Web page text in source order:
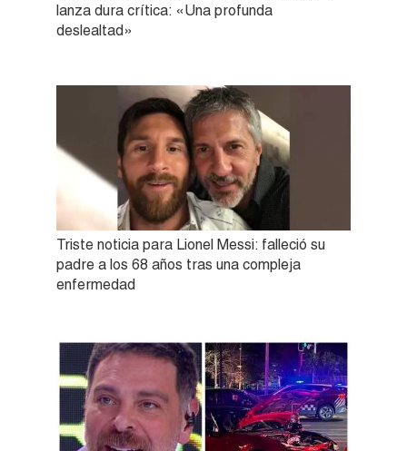
lanza dura crítica: «Una profunda
deslealtad»
Triste noticia para Lionel Messi: falleció su
padre a los 68 años tras una compleja
enfermedad